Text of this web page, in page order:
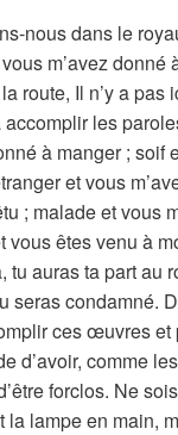
nous dans le
m’avez donné
route, Il n’y a pas
les
à manger ; soif
et vous
; malade et vous
vous êtes venu à
tu auras ta part au
seras condamné.
ces œuvres et
d’avoir, comme
forclos. Ne
la lampe en main,